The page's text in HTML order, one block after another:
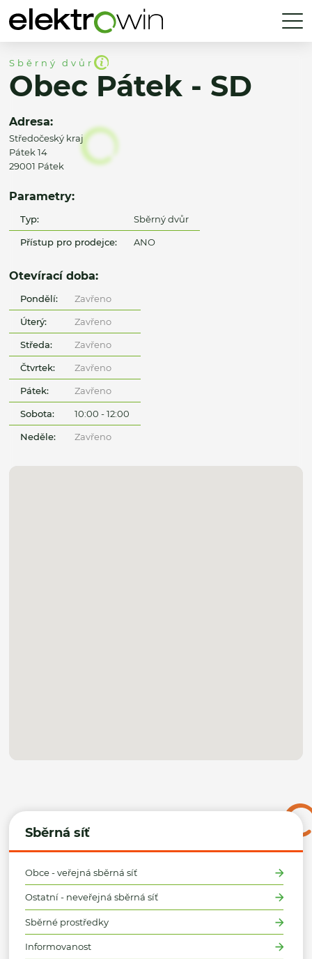
Sběrná síť
Obce - veřejná sběrná síť
Ostatní - neveřejná sběrná síť
Sběrné prostředky
Informovanost
Sběrný dvůr
Obec Pátek - SD
Adresa:
Středočeský kraj
Pátek 14
29001 Pátek
Parametry:
Typ: Sběrný dvůr
Přístup pro prodejce: ANO
Otevírací doba:
Pondělí: Zavřeno
Úterý: Zavřeno
Středa: Zavřeno
Čtvrtek: Zavřeno
Pátek: Zavřeno
Sobota: 10:00 - 12:00
Neděle: Zavřeno